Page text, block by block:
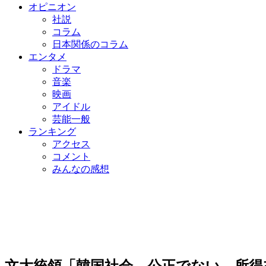
オピニオン
社説
コラム
日本関係のコラム
エンタメ
ドラマ
音楽
映画
アイドル
芸能一般
ランキング
アクセス
コメント
みんなの感想